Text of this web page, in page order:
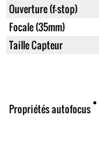
Ouverture (f-stop)
Focale (35mm)
Taille Capteur
Propriétés autofocus